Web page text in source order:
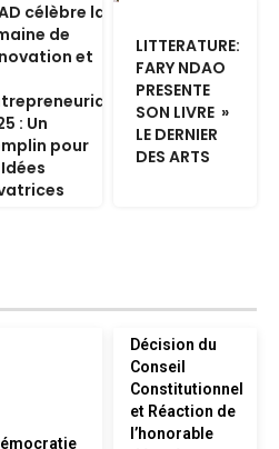
célèbre la
de
et
: Un
pour
LITTERATURE:
FARY NDAO
PRESENTE
SON LIVRE »
LE DERNIER
DES ARTS
Décision du
Conseil
Constitutionnel
et Réaction de
l’honorable